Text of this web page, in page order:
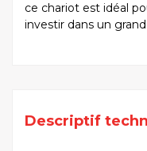
ce chariot est idéal
investir dans un
Descriptif